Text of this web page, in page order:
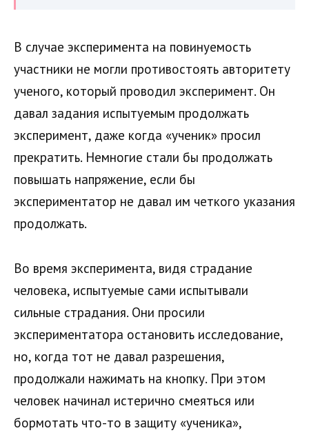
В случае эксперимента на повинуемость
участники не могли противостоять авторитету
ученого, который проводил эксперимент. Он
давал задания испытуемым продолжать
эксперимент, даже когда «ученик» просил
прекратить. Немногие стали бы продолжать
повышать напряжение, если бы
экспериментатор не давал им четкого указания
продолжать.
Во время эксперимента, видя страдание
человека, испытуемые сами испытывали
сильные страдания. Они просили
экспериментатора остановить исследование,
но, когда тот не давал разрешения,
продолжали нажимать на кнопку. При этом
человек начинал истерично смеяться или
бормотать что-то в защиту «ученика»,